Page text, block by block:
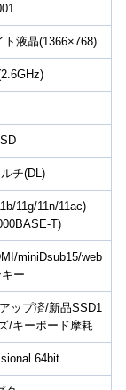
ト液晶(1366×768)
チ(DL)
11g/11n/11ac)
T)
miniDsub15/web
ー
ップ済/新品SSD1
/キーボード摩耗
64bit